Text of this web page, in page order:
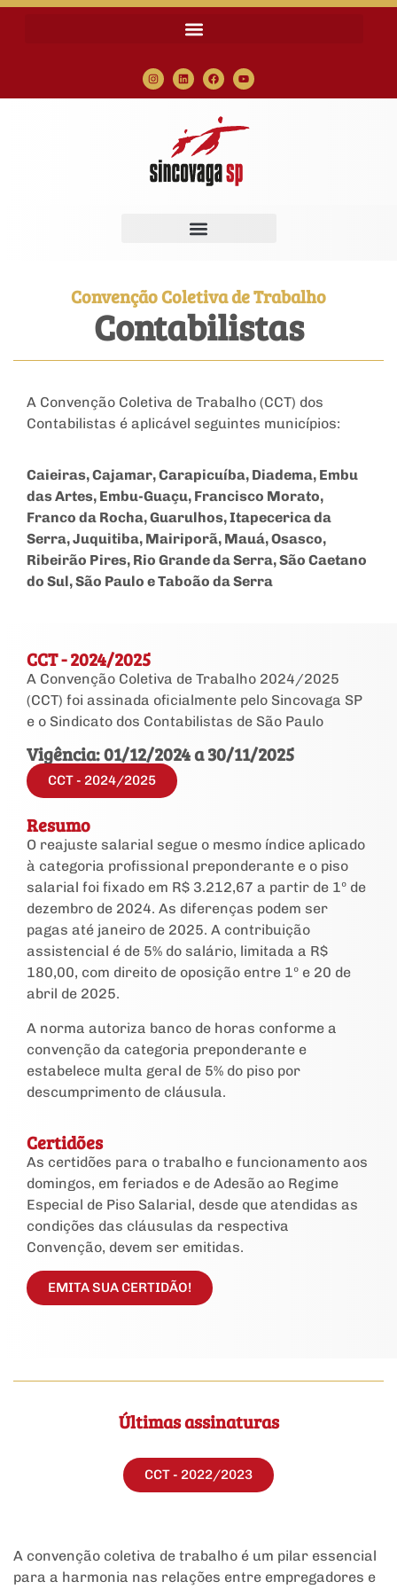
Convenção Coletiva de Trabalho
Contabilistas
A Convenção Coletiva de Trabalho (CCT) dos
Contabilistas é aplicável seguintes municípios:
Caieiras, Cajamar, Carapicuíba, Diadema, Embu
das Artes, Embu-Guaçu, Francisco Morato,
Franco da Rocha, Guarulhos, Itapecerica da
Serra, Juquitiba, Mairiporã, Mauá, Osasco,
Ribeirão Pires, Rio Grande da Serra, São Caetano
do Sul, São Paulo e Taboão da Serra
CCT - 2024/2025
A Convenção Coletiva de Trabalho 2024/2025
(CCT) foi assinada oficialmente pelo Sincovaga SP
e o Sindicato dos Contabilistas de São Paulo
Vigência: 01/12/2024 a 30/11/2025
CCT - 2024/2025
Resumo
O reajuste salarial segue o mesmo índice aplicado
à categoria profissional preponderante e o piso
salarial foi fixado em R$ 3.212,67 a partir de 1º de
dezembro de 2024. As diferenças podem ser
pagas até janeiro de 2025. A contribuição
assistencial é de 5% do salário, limitada a R$
180,00, com direito de oposição entre 1º e 20 de
abril de 2025.
A norma autoriza banco de horas conforme a
convenção da categoria preponderante e
estabelece multa geral de 5% do piso por
descumprimento de cláusula.
Certidões
As certidões para o trabalho e funcionamento aos
domingos, em feriados e de Adesão ao Regime
Especial de Piso Salarial, desde que atendidas as
condições das cláusulas da respectiva
Convenção, devem ser emitidas.
EMITA SUA CERTIDÃO!
Últimas assinaturas
CCT - 2022/2023
A convenção coletiva de trabalho é um pilar essencial
para a harmonia nas relações entre empregadores e